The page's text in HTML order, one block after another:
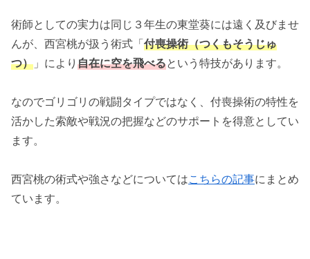
術師としての実力は同じ３年生の東堂葵には遠く及びませ
んが、西宮桃が扱う術式「付喪操術（つくもそうじゅ
つ） 」により 自在に空を飛べるという特技があります。
なのでゴリゴリの戦闘タイプではなく、付喪操術の特性を
活かした索敵や戦況の把握などのサポートを得意としてい
ます。
西宮桃の術式や強さなどについてはこちらの記事にまとめ
ています。